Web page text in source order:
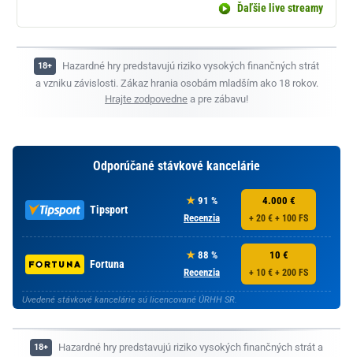
Ďaľšie live streamy
Hazardné hry predstavujú riziko vysokých finančných strát
a vzniku závislosti. Zákaz hrania osobám mladším ako 18 rokov.
Hrajte zodpovedne a pre zábavu!
Odporúčané stávkové kancelárie
Tipsport
91 %
Recenzia
4.000 €
+ 20 € + 100 FS
Fortuna
88 %
Recenzia
10 €
+ 10 € + 200 FS
Uvedené stávkové kancelárie sú licencované ÚRHH SR.
Hazardné hry predstavujú riziko vysokých finančných strát a